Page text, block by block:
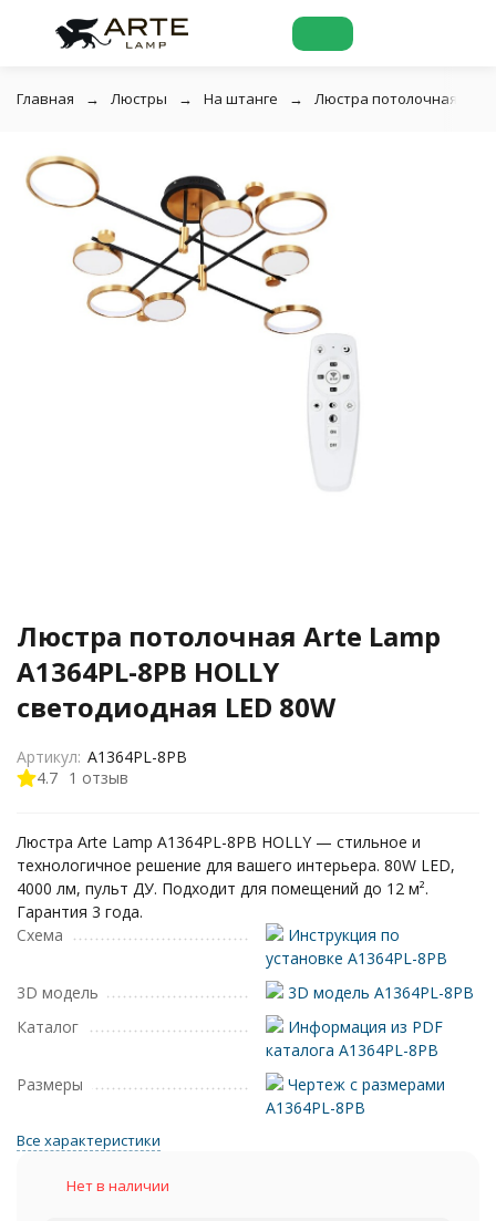
Главная Люстры На штанге Люстра потолочная Arte
Люстра потолочная Arte Lamp
A1364PL-8PB HOLLY
светодиодная LED 80W
4.7 1 отзыв
Артикул: A1364PL-8PB
Люстра Arte Lamp A1364PL-8PB HOLLY — стильное и
технологичное решение для вашего интерьера. 80W LED,
4000 лм, пульт ДУ. Подходит для помещений до 12 м².
Гарантия 3 года.
Схема
Инструкция по
установке A1364PL-8PB
3D модель
3D модель A1364PL-8PB
Каталог
Информация из PDF
каталога A1364PL-8PB
Размеры
Чертеж с размерами
A1364PL-8PB
Все характеристики
Нет в наличии